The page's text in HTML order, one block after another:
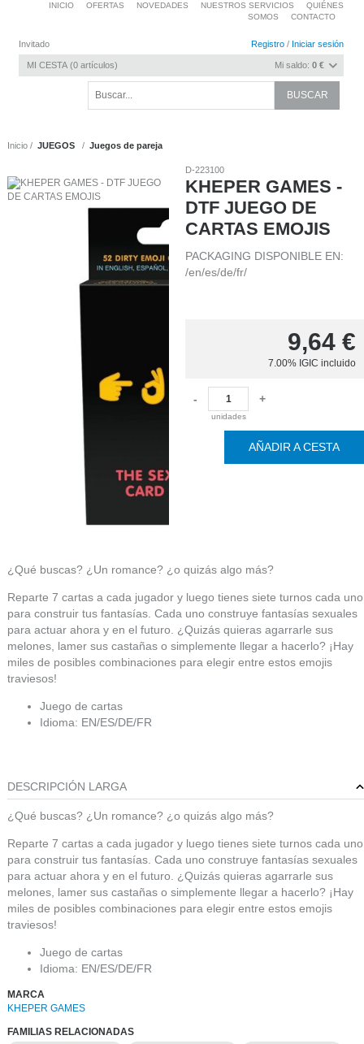
Invitado Registro / Iniciar sesión
MI CESTA 0 artículos Mi saldo: 0 €
INICIO OFERTAS NOVEDADES NUESTROS SERVICIOS
QUIÉNES
SOMOS
CONTACTO
Inicio JUEGOS Juegos de pareja
D-223100
KHEPER GAMES -
DTF JUEGO DE
CARTAS EMOJIS
PACKAGING DISPONIBLE EN:
/en/es/de/fr/
9,64 €
7.00% IGIC incluido
-
unidades
+
AÑADIR A CESTA
¿Qué buscas? ¿Un romance? ¿o quizás algo más?
Reparte 7 cartas a cada jugador y luego tienes siete turnos cada uno
para construir tus fantasías. Cada uno construye fantasías sexuales
para actuar ahora y en el futuro. ¿Quizás quieras agarrarle sus
melones, lamer sus castañas o simplemente llegar a hacerlo? ¡Hay
miles de posibles combinaciones para elegir entre estos emojis
traviesos!
Juego de cartas
Idioma: EN/ES/DE/FR
DESCRIPCIÓN LARGA
¿Qué buscas? ¿Un romance? ¿o quizás algo más?
Reparte 7 cartas a cada jugador y luego tienes siete turnos cada uno
para construir tus fantasías. Cada uno construye fantasías sexuales
para actuar ahora y en el futuro. ¿Quizás quieras agarrarle sus
melones, lamer sus castañas o simplemente llegar a hacerlo? ¡Hay
miles de posibles combinaciones para elegir entre estos emojis
traviesos!
Juego de cartas
Idioma: EN/ES/DE/FR
MARCA
KHEPER GAMES
FAMILIAS RELACIONADAS